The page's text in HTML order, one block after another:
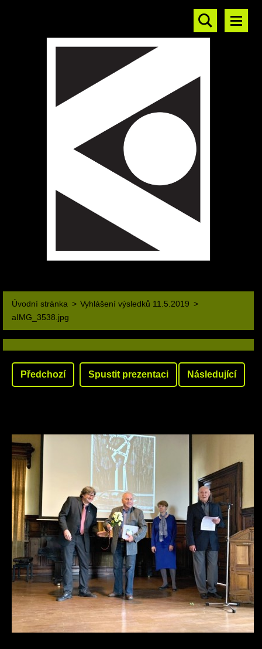
Úvodní stránka > Vyhlášení výsledků 11.5.2019 >
aIMG_3538.jpg
Předchozí Spustit prezentaci Následující